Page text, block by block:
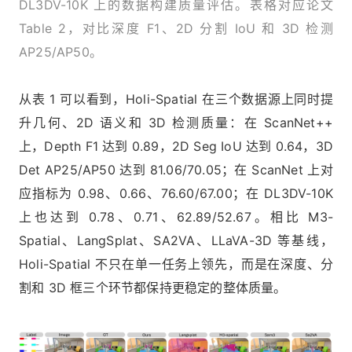
DL3DV-10K 上的数据构建质量评估。表格对应论文
Table 2，对比深度 F1、2D 分割 IoU 和 3D 检测
AP25/AP50。
从表 1 可以看到，Holi-Spatial 在三个数据源上同时提
升几何、2D 语义和 3D 检测质量：在 ScanNet++
上，Depth F1 达到 0.89，2D Seg IoU 达到 0.64，3D
Det AP25/AP50 达到 81.06/70.05；在 ScanNet 上对
应指标为 0.98、0.66、76.60/67.00；在 DL3DV-10K
上也达到 0.78、0.71、62.89/52.67。相比 M3-
Spatial、LangSplat、SA2VA、LLaVA-3D 等基线，
Holi-Spatial 不只在单一任务上领先，而是在深度、分
割和 3D 框三个环节都保持更稳定的整体质量。